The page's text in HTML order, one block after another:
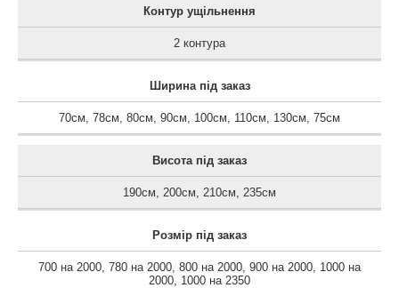
Контур ущільнення
2 контура
Ширина під заказ
70см 78см 80см 90см 100см 110см 130см 75см
Висота під заказ
190см 200см 210см 235см
Розмір під заказ
700 на 2000 780 на 2000 800 на 2000 900 на 2000 1000 на
2000 1000 на 2350